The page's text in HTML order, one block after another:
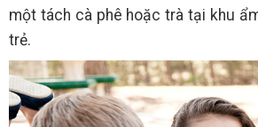
một tách cà phê hoặc trà tại khu
trẻ.